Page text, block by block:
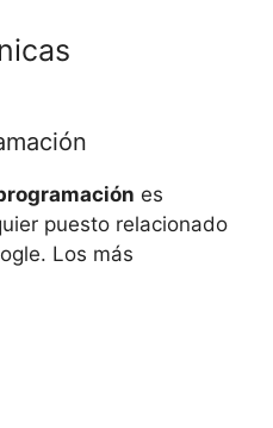
es
puesto relacionado
Los más